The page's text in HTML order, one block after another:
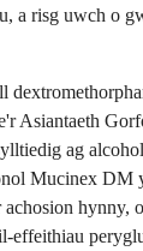
a risg uwch o
Asiantaeth
ag
Mucinex DM
hynny,
effeithiau